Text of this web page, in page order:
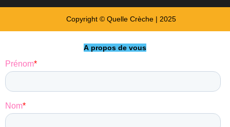
Copyright © Quelle Crèche | 2025